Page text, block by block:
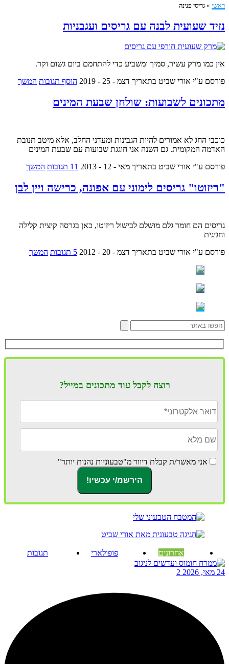
ראשי » גריסי פנינה
נזיד שעועית לבנה עם גריסים ועגבניות
אין כמו מרק עשיר, סמיך ומשביע כדי להתחמם ביום גשום וקר.
פורסם ע"י אורי שביט בתאריך דצמ - 25 - 2019 הוסף תגובות המשך
מתכונים לשבועות: שולחן שבעת המינים
כוכבי החג לא אמורים להיות הגבינות ומעדני החלב, אלא מיטב תנובת
האדמה המקומית. גם השנה אני חוגגת שבועות עם שבעת המינים
פורסם ע"י אורי שביט בתאריך מאי - 12 - 2013 11 תגובות המשך
"ריזוטו" גריסים לימוני עם אפונה, כרישה ויין לבן
גריסים הם חומר גלם מושלם לבישול ריזוטו, כאן בגרסה קיצית קלילה
וחגיגית
פורסם ע"י אורי שביט בתאריך דצמ - 20 - 2012 5 תגובות המשך
רוצה לקבל עוד מתכונים במייל?
אני מאשר/ת קבלת דיוור מ"טבעוניות נהנות יותר"
אחרונים פופולארי תגובות
24 מאי, 2026 2